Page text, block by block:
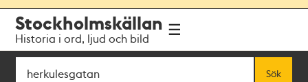
navigationen
huvudinnehållet
Stockholmskällan
Historia i ord, ljud och bild
Sök
Sök